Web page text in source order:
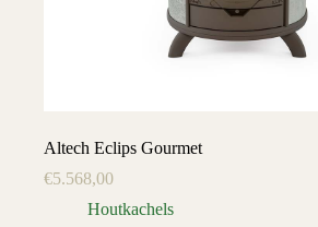
Altech Eclips Gourmet
€5.568,00
Houtkachels